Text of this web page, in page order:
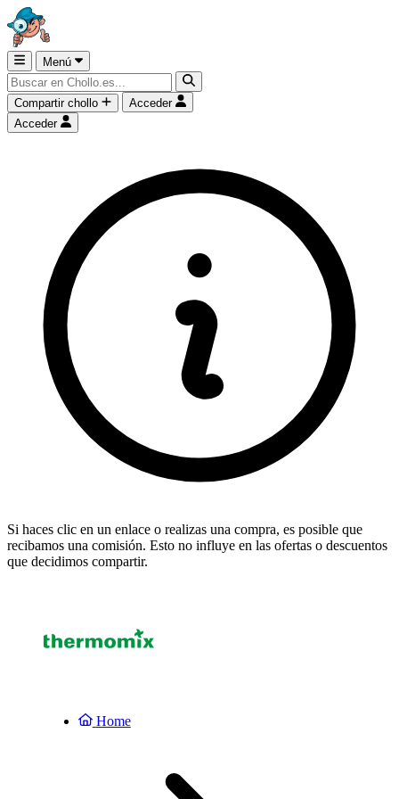
Menú
Compartir chollo
Acceder
Acceder
Si haces clic en un enlace o realizas una compra, es posible que
recibamos una comisión. Esto no influye en las ofertas o descuentos
que decidimos compartir.
Home